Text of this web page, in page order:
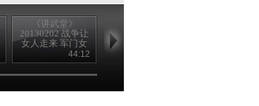
《讲武堂》
20130202 战争让
女人走来 军门女
44:12
20130126 盘点
2012年度十大国